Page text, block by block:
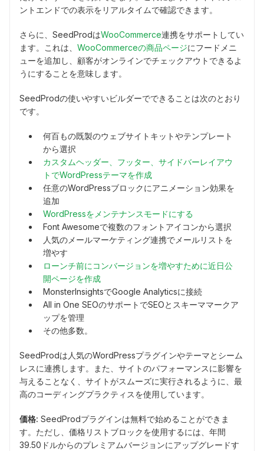
ントエンドでの表示をリアルタイムで確認できます。
さらに、SeedProdはWooCommerce連携をサポートしてい
ます。これは、 WooCommerceの商品ページにフードメニ
ューを追加し、顧客がオンラインでチェックアウトできるよ
うにすることを意味します。
SeedProdの使いやすいビルダーでできることは次のとおり
です。
何百もの既製のウェブサイトキットやテンプレート
から選択
カスタムヘッダー、フッター、サイドバーレイアウ
トでWordPressテーマを作成
任意のWordPressブロックにアニメーション効果を
追加
WordPressをメンテナンスモードにする
Font Awesomeで複数のフォントアイコンから選択
人気のメールマーケティング連携でメールリストを
増やす
ローンチ前にコンバージョンを増やすために近日公
開ページを作成
MonsterInsightsでGoogle Analyticsに接続
All in One SEOのサポートでSEOとスキーママークア
ップを管理
その他多数。
SeedProdは人気のWordPressプラグインやテーマとシーム
レスに連携します。また、サイトのパフォーマンスに影響を
与えることなく、サイトがスムーズに実行されるように、最
高のコーディングプラクティスを使用しています。
価格: SeedProdプラグインは無料で始めることができま
す。ただし、価格リストブロックを使用するには、年間
39.50ドルからのプレミアムバージョンにアップグレードす